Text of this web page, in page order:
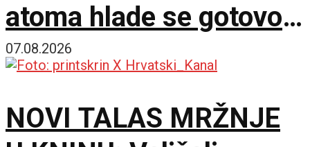
atoma hlade se gotovo
do apsolutne nule
07.08.2026
NOVI TALAS MRŽNJE